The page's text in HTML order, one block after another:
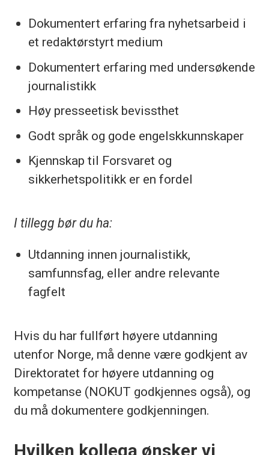
Dokumentert erfaring fra nyhetsarbeid i
et redaktørstyrt medium
Dokumentert erfaring med undersøkende
journalistikk
Høy presseetisk bevissthet
Godt språk og gode engelskkunnskaper
Kjennskap til Forsvaret og
sikkerhetspolitikk er en fordel
I tillegg bør du ha:
Utdanning innen journalistikk,
samfunnsfag, eller andre relevante
fagfelt
Hvis du har fullført høyere utdanning
utenfor Norge, må denne være godkjent av
Direktoratet for høyere utdanning og
kompetanse (NOKUT godkjennes også), og
du må dokumentere godkjenningen.
Hvilken kollega ønsker vi